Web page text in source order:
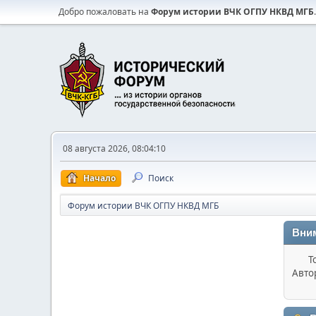
Добро пожаловать на Форум истории ВЧК ОГПУ НКВД МГБ.
08 августа 2026, 08:04:10
Начало Поиск
Форум истории ВЧК ОГПУ НКВД МГБ